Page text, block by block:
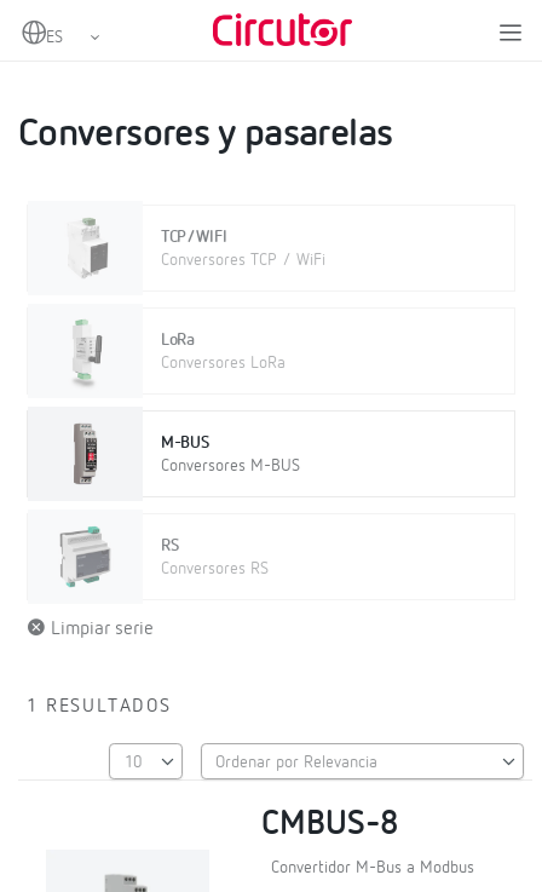
Home
IoT Industrial y Automatización
Conversores y pasarelas
TCP/WIFI
Conversores TCP / WiFi
LoRa
Conversores LoRa
M-BUS
Conversores M-BUS
RS
Conversores RS
Limpiar serie
1 RESULTADOS
CMBUS-8
Convertidor M-Bus a Modbus